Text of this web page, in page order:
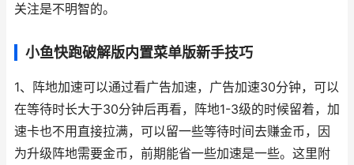
关注是不明智的。
小鱼快跑破解版内置菜单版新手技巧
1、阵地加速可以通过看广告加速，广告加速30分钟，可以
在等待时长大于30分钟后再看，阵地1-3级的时候留着，加
速卡也不用直接拉满，可以留一些等待时间去赚金币，因
为升级阵地需要金币，前期能省一些加速是一些。这里附